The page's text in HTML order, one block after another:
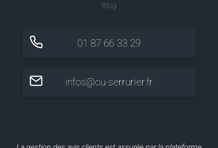
Blog
01 87 66 33 29
infos@ou-serrurier.fr